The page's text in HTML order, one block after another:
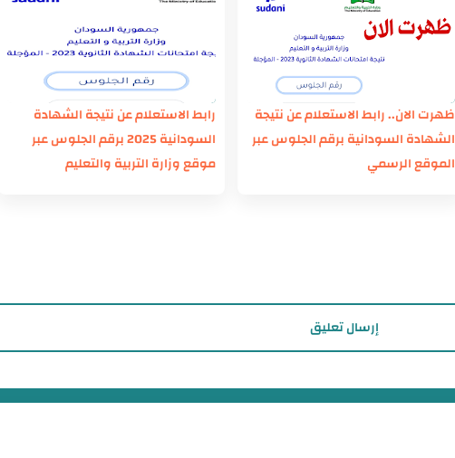
ظهرت الان.. رابط الاستعلام عن نتيجة
الشهادة السودانية برقم الجلوس عبر
الموقع الرسمي
رابط الاستعلام عن نتيجة الشهادة
السودانية 2025 برقم الجلوس عبر
موقع وزارة التربية والتعليم
إرسال تعليق